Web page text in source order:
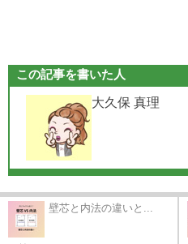
この記事を書いた人
大久保 真理
壁芯と内法の違いと...